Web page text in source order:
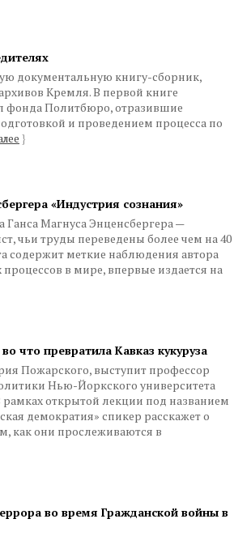
документальную книгу-сборник,
Кремля. В первой книге
фонда Политбюро, отразившие
и проведением процесса по
}
«Индустрия сознания»
Ганса Магнуса Энценсбергера —
чьи труды переведены более чем на 40
содержит меткие наблюдения автора
в мире, впервые издается на
что превратила Кавказ кукуруза
Пожарского, выступит профессор
Нью-Йоркского университета
открытой лекции под названием
демократия» спикер расскажет о
как они прослеживаются в
во время Гражданской войны в